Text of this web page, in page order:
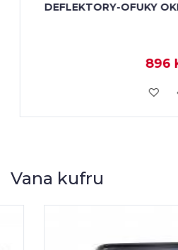
DEFLEKTORY-OFUKY
896
KOUPIT
Vana kufru